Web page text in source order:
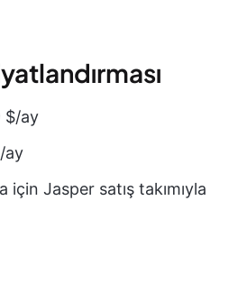
$/ay
ay
için Jasper satış takımıyla